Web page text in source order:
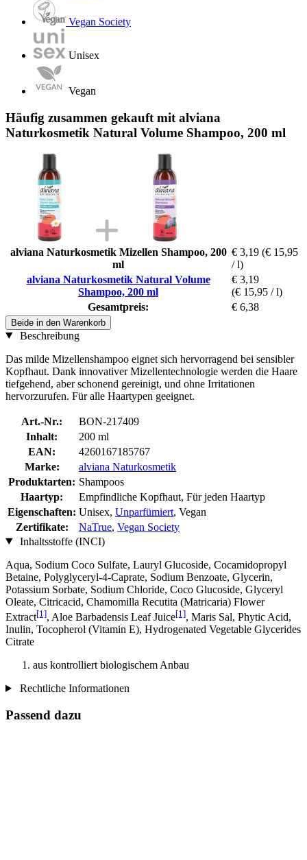
Vegan Society
Unisex
Vegan
Häufig zusammen gekauft mit alviana
Naturkosmetik Natural Volume Shampoo, 200 ml
alviana Naturkosmetik Mizellen Shampoo, 200
ml
€ 3,19 (€ 15,95
/ l)
alviana Naturkosmetik Natural Volume
Shampoo, 200 ml
€ 3,19
(€ 15,95 / l)
Gesamtpreis:
€ 6,38
Beide in den Warenkorb
Beschreibung
Das milde Mizellenshampoo eignet sich hervorragend bei sensibler
Kopfhaut. Dank innovativer Mizellentechnologie werden die Haare
tiefgehend, aber schonend gereinigt, und ohne Irritationen
hervorzurufen. Für alle Haartypen geeignet.
Art.-Nr.:
BON-217409
Inhalt:
200 ml
EAN:
4260167185767
Marke:
alviana Naturkosmetik
Produktarten: Shampoos
Haartyp:
Empfindliche Kopfhaut, Für jeden Haartyp
Eigenschaften: Unisex, Unparfümiert, Vegan
Zertifikate:
NaTrue, Vegan Society
Inhaltsstoffe (INCI)
Aqua, Sodium Coco­ Sulfate, Lauryl Glucoside, Cocamidopropyl
Betaine, Polyglyceryl-4-Caprate, Sodium Benzoate, Glycerin,
Potassium Sorbate, Sodium Chloride, Coco Glucoside, Glyceryl
Oleate, Citricacid, Chamomilla Recutita (Matricaria) Flower
Extract[1], Aloe Barbadensis Leaf Juice[1], Maris Sal, Phytic Acid,
Inulin, Tocopherol (Vitamin E), Hydrogenated Vegetable Glycerides
Citrate
aus kontrolliert biologischem Anbau
Rechtliche Informationen
Passend dazu